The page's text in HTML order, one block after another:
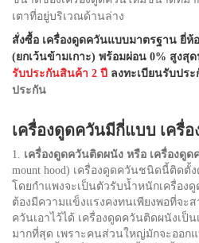
เตาที่อยู่บริเวณด้านล่าง
สั่งซื้อ เครื่องดูดควันแบบมาตรฐาน ยี่ห้
(ยกเว้นข้ามเกาะ) พร้อมผ่อน 0% สูงสุ
รับประกันสินค้า 2 ปี ลงทะเบียนรับปร
ประกัน
เครื่องดูดควันมีกี่แบบ เครื่
1. เครื่องดูดควันติดผนัง หรือ เครื่องดู
mount hood) เครื่องดูดควันชนิดนี้ติดตั้
โดยกำแพงจะเป็นตัวรับน้ำหนักเครื่อง
ต้องมีความแข็งแรงคงทนเพียงพอที่จะ
ควันเอาไว้ได้ เครื่องดูดควันติดผนังเป็
มากที่สุด เพราะคนส่วนใหญ่มักจะออก